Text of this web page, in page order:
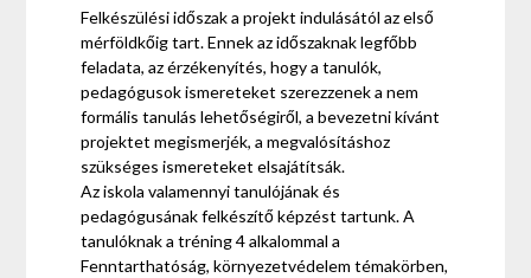
Felkészülési időszak a projekt indulásától az első
mérföldkőig tart. Ennek az időszaknak legfőbb
feladata, az érzékenyítés, hogy a tanulók,
pedagógusok ismereteket szerezzenek a nem
formális tanulás lehetőségiről, a bevezetni kívánt
projektet megismerjék, a megvalósításhoz
szükséges ismereteket elsajátítsák.
Az iskola valamennyi tanulójának és
pedagógusának felkészítő képzést tartunk. A
tanulóknak a tréning 4 alkalommal a
Fenntarthatóság, környezetvédelem témakörben,